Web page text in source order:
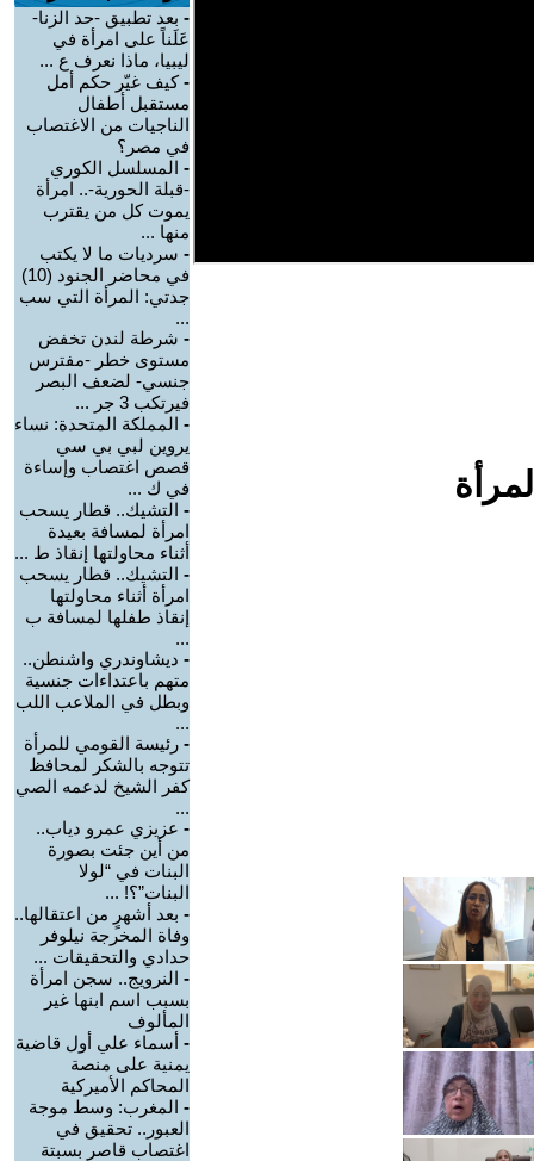
- بعد تطبيق -حد الزنا-
عَلَناً على امرأة في
ليبيا، ماذا نعرف ع ...
-كيف غيّر حكم أمل
مستقبل أطفال
الناجيات من الاغتصاب
في مصر؟
- المسلسل الكوري
-قبلة الحورية-.. امرأة
يموت كل من يقترب
منها ...
- سرديات ما لا يكتب
في محاضر الجنود (10)
جدتي: المرأة التي سب
...
- شرطة لندن تخفض
مستوى خطر -مفترس
جنسي- لضعف البصر
فيرتكب 3 جر ...
- المملكة المتحدة: نساء
يروين لبي بي سي
قصص اغتصاب وإساءة
في ك ...
- التشيك.. قطار يسحب
امرأة لمسافة بعيدة
أثناء محاولتها إنقاذ ط ...
- التشيك.. قطار يسحب
امرأة أثناء محاولتها
إنقاذ طفلها لمسافة ب
...
- ديشاوندري واشنطن..
متهم باعتداءات جنسية
وبطل في الملاعب اللب
...
- رئيسة القومي للمرأة
تتوجه بالشكر لمحافظ
كفر الشيخ لدعمه الصي
...
- عزيزي عمرو دياب..
من أين جئت بصورة
البنات في “لولا
البنات”؟! ...
- بعد أشهرٍ من اعتقالها..
وفاة المخرجة نيلوفر
حدادي والتحقيقات ...
- النرويج.. سجن امرأة
بسبب اسم ابنها غير
المألوف
- أسماء علي أول قاضية
يمنية على منصة
المحاكم الأميركية
- المغرب: وسط موجة
العبور.. تحقيق في
اغتصاب قاصر بسبتة